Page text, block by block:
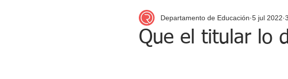
Que el titular lo
Departamento de Educación 5 jul 2022